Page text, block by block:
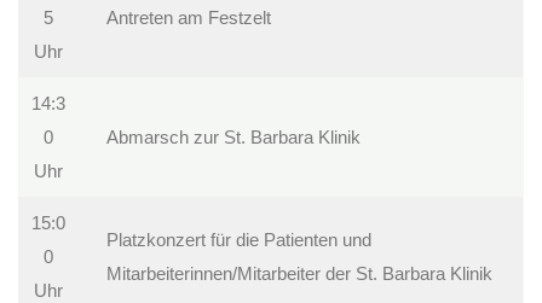
5
Uhr
Antreten am Festzelt
14:3
0
Uhr
Abmarsch zur St. Barbara Klinik
15:0
0
Uhr
Platzkonzert für die Patienten und
Mitarbeiterinnen/Mitarbeiter der St. Barbara Klinik